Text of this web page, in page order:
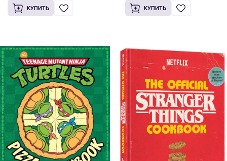
КУПИТЬ КУПИТЬ